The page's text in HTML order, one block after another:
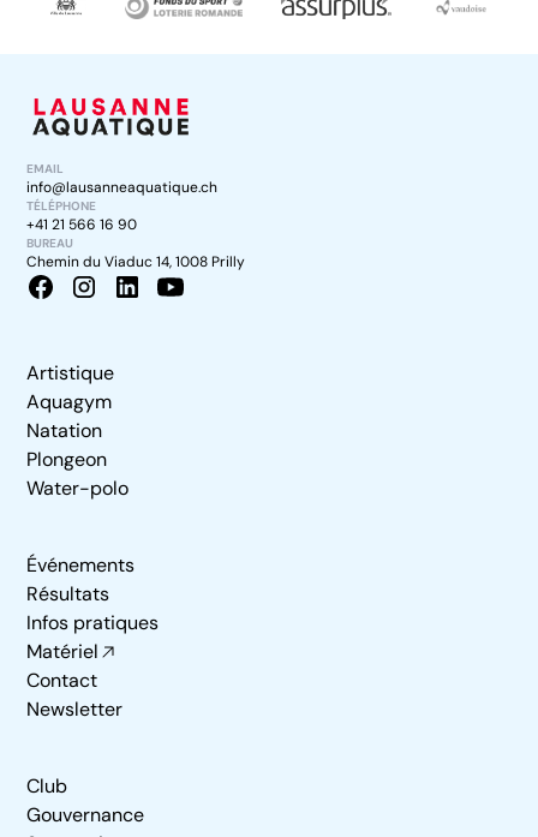
EMAIL
info@lausanneaquatique.ch
TÉLÉPHONE
+41 21 566 16 90
BUREAU
Chemin du Viaduc 14, 1008 Prilly
Artistique
Aquagym
Natation
Plongeon
Water-polo
Événements
Résultats
Infos pratiques
Matériel
Contact
Newsletter
Club
Gouvernance